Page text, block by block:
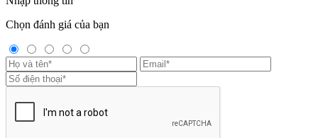
Chọn đánh giá của bạn